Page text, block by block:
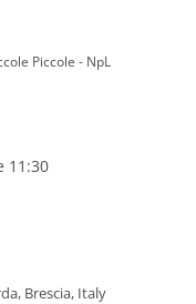
Piccole - NpL
11:30
Brescia, Italy